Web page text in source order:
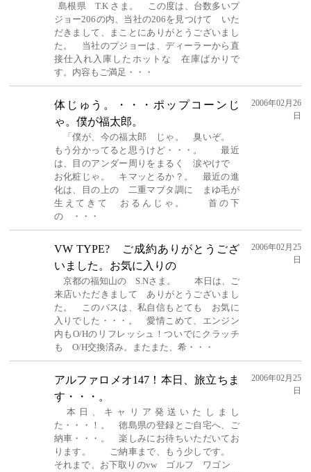
島根県 T.K さま。 この度は、台数多いプ
ジョー206の内、当社の206を見つけて いた
だきまして、まことにありがとうございまし
た。 当社のプジョーは、ディーラーから直
接仕入れ入庫したホットな 在庫ばかりで
す。内容もご満足・・・
体じゅう。・・・ポップコーンじ
ゃ。僕が福太郎。
「僕が、今の福太郎 じゃ。 臭いぞ。
もう分かってると思うけど・・・。 最近
は、目のアンダー周りをまるく 涙やけで
お化粧じゃ。 キマッとるか？。 最近の進
化は、目の上の 二重マブタ調に まゆ毛が
生えてきて おるんじゃ。 首の下
の ・・・
2006年02月26
日
VW TYPE? ご成約ありがとうござ
いました。お気に入りの
京都の福知山の S.Nさま。 本日は、ご
来店いただきまして ありがとうございまし
た。 このバスは、私自信もとても お気に
入りでした・・・。 愛情こめて、エンジン
内もO/Hのリフレッシュ！ついでにクラッチ
も O/H交換済み。またまた、希・・・
2006年02月25
日
アルファロメオ147！本日、旅立ちま
す・・・。
本日、キャリア発送いたしまし
た・・・！。 徳島県の登録とご自宅へ、ご
納車・・・。 楽しみにお待ちいただいてお
ります。 ご納車まで、もう少しです。
それまで、お下取りのvw ゴルフ ワゴン
2006年02月25
日